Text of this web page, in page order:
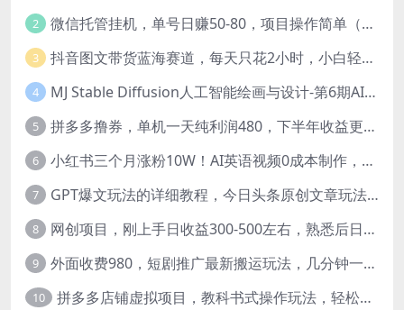
2 微信托管挂机，单号日赚50-80，项目操作简单（附无限注册实名微信号教程）
3 抖音图文带货蓝海赛道，每天只花2小时，小白轻松过万
4 MJ Stable Diffusion人工智能绘画与设计-第6期AIGC课程（35节）
5 拼多多撸券，单机一天纯利润480，下半年收益更高，不限设备，不限IP。
6 小红书三个月涨粉10W！AI英语视频0成本制作，每天轻松日入2000+
7 GPT爆文玩法的详细教程，今日头条原创文章玩法实操讲解，简单操作月入5000
8 网创项目，刚上手日收益300-500左右，熟悉后日收益1500-3000
9 外面收费980，短剧推广最新搬运玩法，几分钟一个作品，日入1000
10 拼多多店铺虚拟项目，教科书式操作玩法，轻松月入1000